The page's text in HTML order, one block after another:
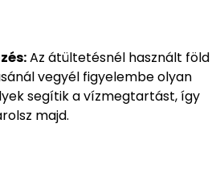
Az átültetésnél használt föld
vegyél figyelembe olyan
segítik a vízmegtartást, így
majd.